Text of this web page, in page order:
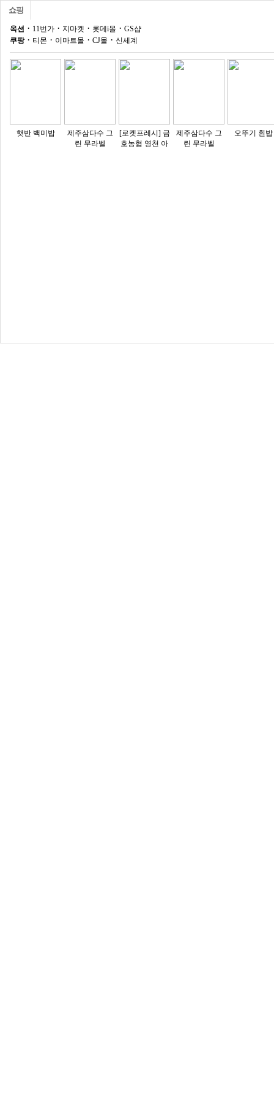
쇼핑
옥션 · 11번가 · 지마켓 · 롯데i몰 · GS샵
쿠팡· 티몬 · 이마트몰 · CJ몰 · 신세계
햇반 백미밥
제주삼다수 그
린 무라벨
[로켓프레시] 금
호농협 영천 아
제주삼다수 그
린 무라벨
오뚜기 흰밥